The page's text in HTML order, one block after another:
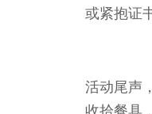
或紧抱证
活动尾声
收拾餐具